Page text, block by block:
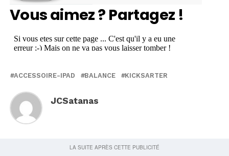
Vous aimez ? Partagez !
ACCESSOIRE-IPAD BALANCE KICKSARTER
JCSatanas